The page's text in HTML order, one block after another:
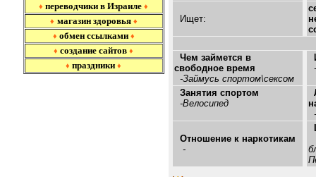
♦ переводчики в Израиле ♦
♦ магазин здоровья ♦
♦ обмен ссылками ♦
♦ создание сайтов ♦
♦ праздники ♦
Ищет:
Чем займется в
свободное время
-Займусь спортом\сексом
Занятия спортом
-Велосипед
Отношение к наркотикам
-